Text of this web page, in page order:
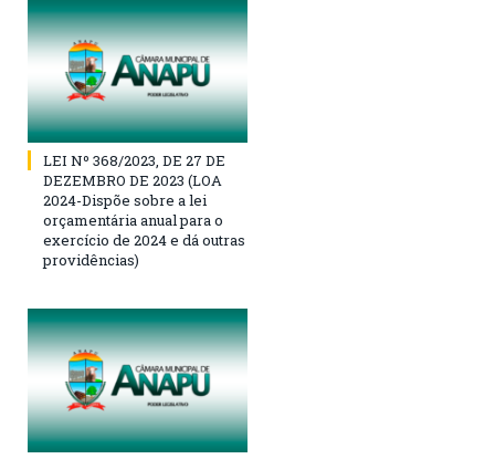
LEI Nº 368/2023, DE 27 DE
DEZEMBRO DE 2023 (LOA
2024-Dispõe sobre a lei
orçamentária anual para o
exercício de 2024 e dá outras
providências)